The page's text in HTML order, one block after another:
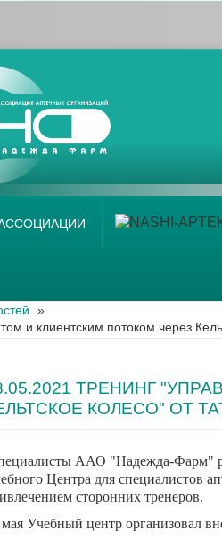
»
и клиентским потоком через
ТРЕНИНГ
КОЛЕСО" ОТ
ААО "Надежда-Фарм"
Центра для специалистов
сторонних тренеров.
мая Учебный центр организовал